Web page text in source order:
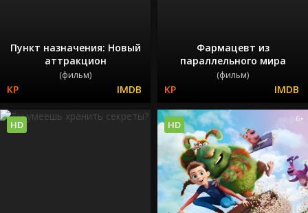
Пункт назначения: Новый
аттракцион
(фильм)
Фармацевт из
параллельного мира
(фильм)
HD HD